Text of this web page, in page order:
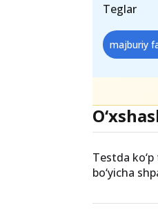
Teglar
majburiy
Testda
bo‘yicha